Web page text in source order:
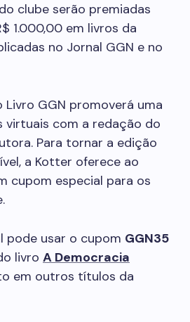
clube serão premiadas
1.000,00 em livros da
no Jornal GGN e no
Livro GGN promoverá uma
virtuais com a redação do
Para tornar a edição
a Kotter oferece ao
cupom especial para os
pode usar o cupom GGN35
livro A Democracia
em outros títulos da